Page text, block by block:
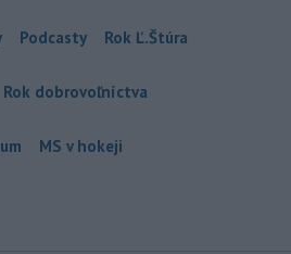
Podcasty Rok Ľ.Štúra
Rok dobrovoľníctva
MS v hokeji